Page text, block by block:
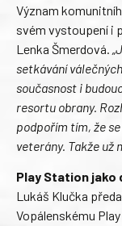
Význam
svém vystoupení i
Lenka Šmerdová.
setkávání
současnost i
resortu obrany.
podpořím tím, že
veterány. Takže už
Play Station jako
Lukáš Klučka
Vopálenskému